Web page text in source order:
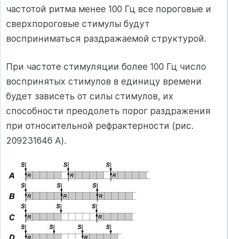
частотой ритма менее 100 Гц все пороговые и
сверхпороговые стимулы будут
восприниматься раздражаемой структурой.
При частоте стимуляции более 100 Гц число
воспринятых стимулов в единицу времени
будет зависеть от силы стимулов, их
способности преодолеть порог раздражения
при относительной рефрактерности (рис.
209231646 A).